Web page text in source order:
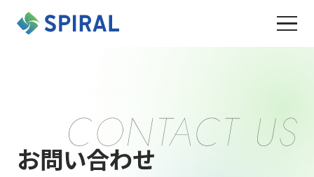
お問い合わせ